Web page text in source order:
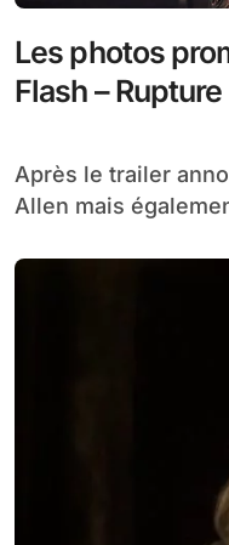
Les photos
Flash – Rupture
Après le trailer annonçant le retour de Henry
Allen mais